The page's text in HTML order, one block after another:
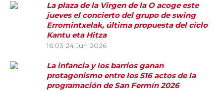
La plaza de la Virgen de la O acoge este
jueves el concierto del grupo de swing
Erromintxelak, última propuesta del ciclo
Kantu eta Hitza
16:03 24 Jun 2026
La infancia y los barrios ganan
protagonismo entre los 516 actos de la
programación de San Fermín 2026